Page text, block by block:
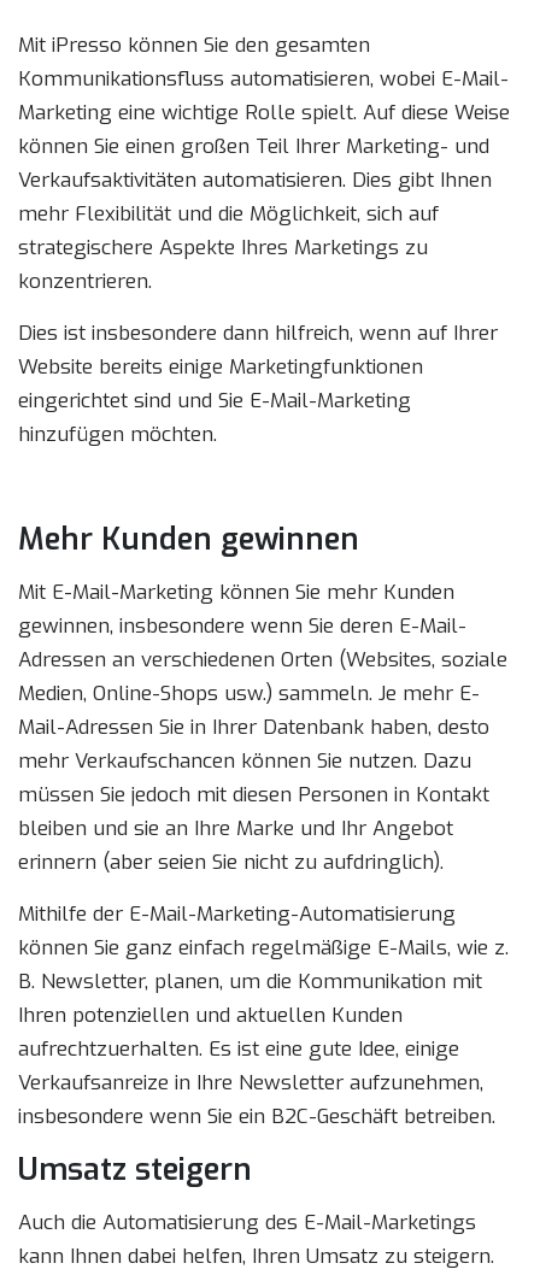
Mit iPresso können Sie den gesamten
Kommunikationsfluss automatisieren, wobei E-Mail-
Marketing eine wichtige Rolle spielt. Auf diese Weise
können Sie einen großen Teil Ihrer Marketing- und
Verkaufsaktivitäten automatisieren. Dies gibt Ihnen
mehr Flexibilität und die Möglichkeit, sich auf
strategischere Aspekte Ihres Marketings zu
konzentrieren.
Dies ist insbesondere dann hilfreich, wenn auf Ihrer
Website bereits einige Marketingfunktionen
eingerichtet sind und Sie E-Mail-Marketing
hinzufügen möchten.
Mehr Kunden gewinnen
Mit E-Mail-Marketing können Sie mehr Kunden
gewinnen, insbesondere wenn Sie deren E-Mail-
Adressen an verschiedenen Orten (Websites, soziale
Medien, Online-Shops usw.) sammeln. Je mehr E-
Mail-Adressen Sie in Ihrer Datenbank haben, desto
mehr Verkaufschancen können Sie nutzen. Dazu
müssen Sie jedoch mit diesen Personen in Kontakt
bleiben und sie an Ihre Marke und Ihr Angebot
erinnern (aber seien Sie nicht zu aufdringlich).
Mithilfe der E-Mail-Marketing-Automatisierung
können Sie ganz einfach regelmäßige E-Mails, wie z.
B. Newsletter, planen, um die Kommunikation mit
Ihren potenziellen und aktuellen Kunden
aufrechtzuerhalten. Es ist eine gute Idee, einige
Verkaufsanreize in Ihre Newsletter aufzunehmen,
insbesondere wenn Sie ein B2C-Geschäft betreiben.
Umsatz steigern
Auch die Automatisierung des E-Mail-Marketings
kann Ihnen dabei helfen, Ihren Umsatz zu steigern.